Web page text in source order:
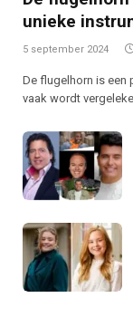
unieke
5 september 2024
De flugelhorn is een
vaak wordt